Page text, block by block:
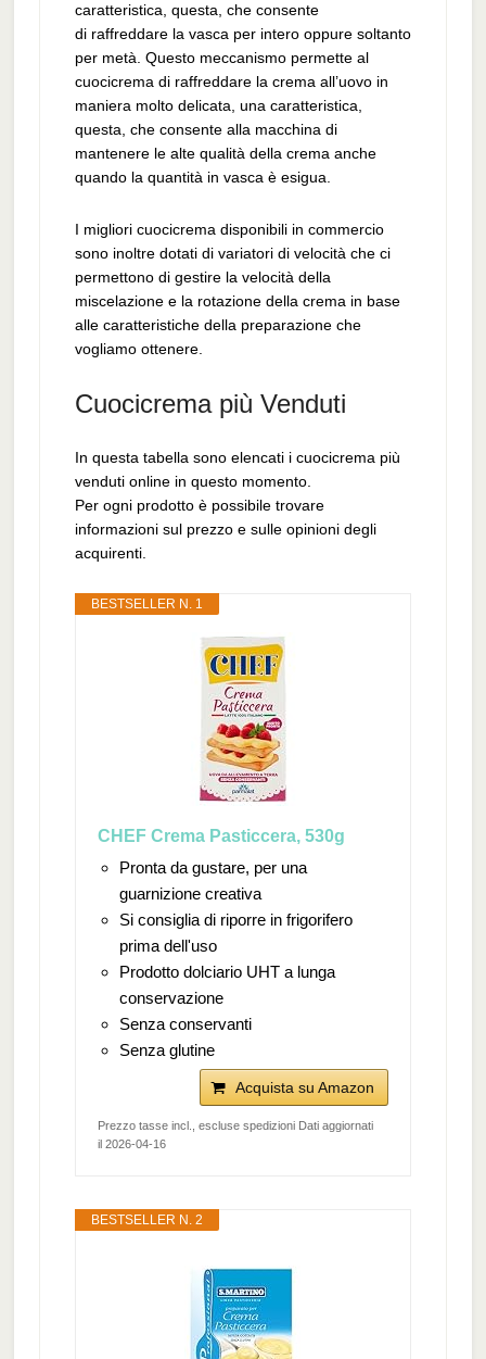
caratteristica, questa, che consente
di raffreddare la vasca per intero oppure soltanto
per metà. Questo meccanismo permette al
cuocicrema di raffreddare la crema all’uovo in
maniera molto delicata, una caratteristica,
questa, che consente alla macchina di
mantenere le alte qualità della crema anche
quando la quantità in vasca è esigua.
I migliori cuocicrema disponibili in commercio
sono inoltre dotati di variatori di velocità che ci
permettono di gestire la velocità della
miscelazione e la rotazione della crema in base
alle caratteristiche della preparazione che
vogliamo ottenere.
Cuocicrema più Venduti
In questa tabella sono elencati i cuocicrema più
venduti online in questo momento.
Per ogni prodotto è possibile trovare
informazioni sul prezzo e sulle opinioni degli
acquirenti.
BESTSELLER N. 1
CHEF Crema Pasticcera, 530g
Pronta da gustare, per una
guarnizione creativa
Si consiglia di riporre in frigorifero
prima dell'uso
Prodotto dolciario UHT a lunga
conservazione
Senza conservanti
Senza glutine
Acquista su Amazon
Prezzo tasse incl., escluse spedizioni Dati aggiornati
il 2026-04-16
BESTSELLER N. 2